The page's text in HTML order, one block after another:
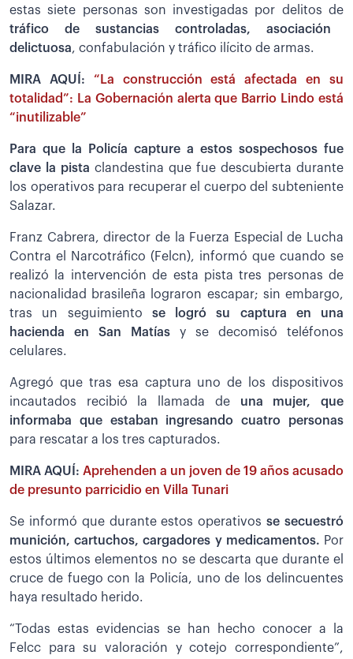
estas siete personas son investigadas por delitos de
tráfico de sustancias controladas, asociación
delictuosa, confabulación y tráfico ilícito de armas.
MIRA AQUÍ: “La construcción está afectada en su
totalidad”: La Gobernación alerta que Barrio Lindo está
“inutilizable”
Para que la Policía capture a estos sospechosos fue
clave la pista clandestina que fue descubierta durante
los operativos para recuperar el cuerpo del subteniente
Salazar.
Franz Cabrera, director de la Fuerza Especial de Lucha
Contra el Narcotráfico (Felcn), informó que cuando se
realizó la intervención de esta pista tres personas de
nacionalidad brasileña lograron escapar; sin embargo,
tras un seguimiento se logró su captura en una
hacienda en San Matías y se decomisó teléfonos
celulares.
Agregó que tras esa captura uno de los dispositivos
incautados recibió la llamada deuna mujer, que
informaba que estaban ingresando cuatro personas
para rescatar a los tres capturados.
MIRA AQUÍ: Aprehenden a un joven de 19 años acusado
de presunto parricidio en Villa Tunari
Se informó que durante estos operativosse secuestró
munición, cartuchos, cargadores y medicamentos. Por
estos últimos elementos no se descarta que durante el
cruce de fuego con la Policía, uno de los delincuentes
haya resultado herido.
“Todas estas evidencias se han hecho conocer a la
Felcc para su valoración y cotejo correspondiente”,